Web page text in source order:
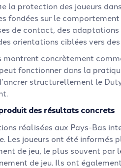
la protection des joueurs
fondées sur le
de contact, des
orientations ciblées vers des
montrent concrètement
fonctionner dans la
structurellement le
des résultats concrets
réalisées aux Pays-Bas
Les joueurs ont été informés
de jeu, le plus souvent par
de jeu. Ils ont